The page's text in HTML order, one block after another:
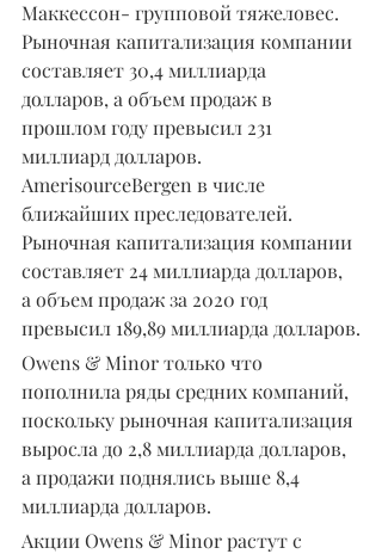
Маккессон- групповой тяжеловес.
Рыночная капитализация компании
составляет 30,4 миллиарда
долларов, а объем продаж в
прошлом году превысил 231
миллиард долларов.
AmerisourceBergen в числе
ближайших преследователей.
Рыночная капитализация компании
составляет 24 миллиарда долларов,
а объем продаж за 2020 год
превысил 189,89 миллиарда долларов.
Owens & Minor только что
пополнила ряды средних компаний,
поскольку рыночная капитализация
выросла до 2,8 миллиарда долларов,
а продажи поднялись выше 8,4
миллиарда долларов.
Акции Owens & Minor растут с